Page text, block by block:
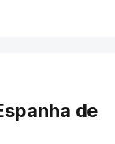
esperar o de